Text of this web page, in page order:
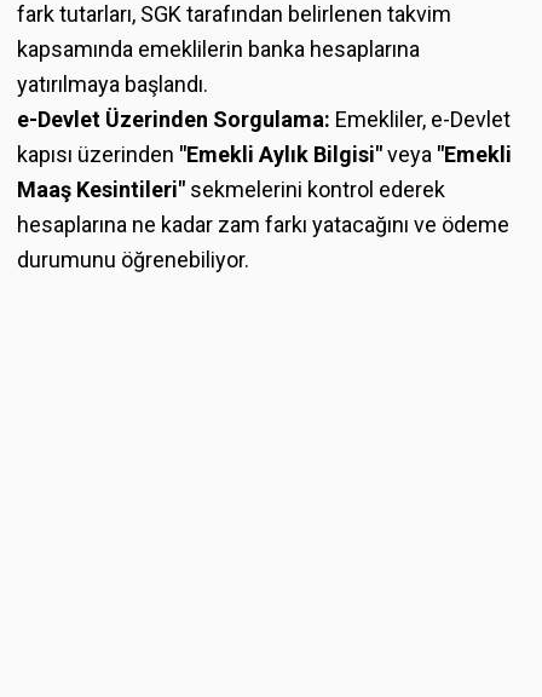
fark tutarları, SGK tarafından belirlenen takvim
kapsamında emeklilerin banka hesaplarına
yatırılmaya başlandı.
e-Devlet Üzerinden Sorgulama: Emekliler, e-Devlet
kapısı üzerinden "Emekli Aylık Bilgisi"veya "Emekli
Maaş Kesintileri" sekmelerini kontrol ederek
hesaplarına ne kadar zam farkı yatacağını ve ödeme
durumunu öğrenebiliyor.